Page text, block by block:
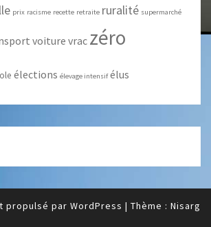
prix racisme recette retraite ruralité supermarché
voiture vrac zéro
élections élevage intensif élus
propulsé par WordPress | Thème : Nisarg